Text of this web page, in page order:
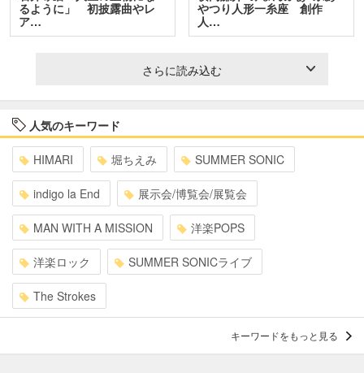
るように」 初披露曲やレ
ア…
やつり人形一糸座 創作
人…
さらに読み込む
人気のキーワード
HIMARI 堀ちえみ SUMMER SONIC
indigo la End 展示会/博覧会/展覧会
MAN WITH A MISSION 洋楽POPS
洋楽ロック SUMMER SONICライブ
The Strokes
キーワードをもっと見る